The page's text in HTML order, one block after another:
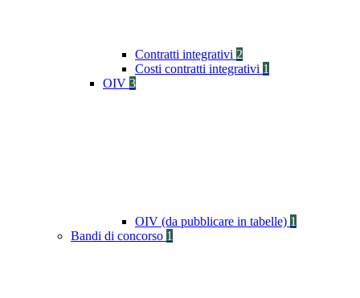
Contratti integrativi 2
Costi contratti integrativi 1
OIV 3
OIV (da pubblicare in tabelle) 1
Bandi di concorso 1